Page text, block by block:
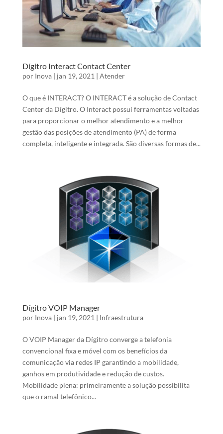
Dígitro Interact Contact Center
por Inova| jan 19, 2021 | Atender
O que é INTERACT? O INTERACT é a solução de Contact
Center da Dígitro. O Interact possui ferramentas voltadas
para proporcionar o melhor atendimento e a melhor
gestão das posições de atendimento (PA) de forma
completa, inteligente e integrada. São diversas formas de...
Dígitro VOIP Manager
por Inova| jan 19, 2021 | Infraestrutura
O VOIP Manager da Dígitro converge a telefonia
convencional fixa e móvel com os benefícios da
comunicação via redes IP garantindo a mobilidade,
ganhos em produtividade e redução de custos.
Mobilidade plena: primeiramente a solução possibilita
que o ramal telefônico...